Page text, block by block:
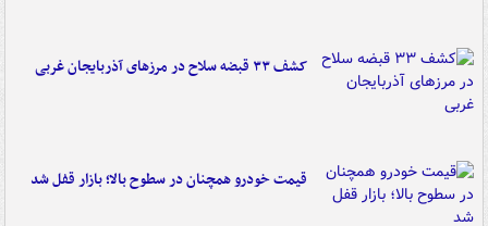
کشف ۳۳ قبضه سلاح در مرزهای آذربایجان غربی
قیمت خودرو همچنان در سطوح بالا؛ بازار قفل شد